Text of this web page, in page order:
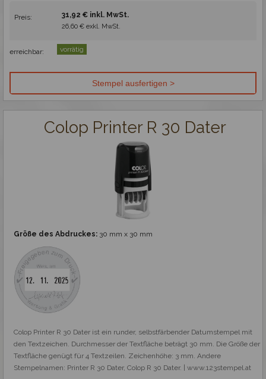
Preis: 31,92 € inkl. MwSt.
26,60 € exkl. MwSt.
erreichbar: vorrätig
Colop Printer R 30 Dater
Größe des Abdruckes: 30 mm x 30 mm
Colop Printer R 30 Dater ist ein runder, selbstfärbender Datumstempel mit
den Textzeichen. Durchmesser der Textfläche beträgt 30 mm. Die Größe der
Textfläche genügt für 4 Textzeilen. Zeichenhöhe: 3 mm. Andere
Stempelnamen: Printer R 30 Dater, Colop R 30 Dater. | www.123stempel.at